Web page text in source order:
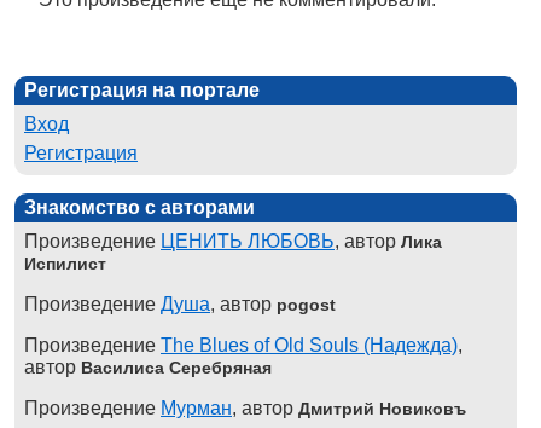
Регистрация на портале
Вход
Регистрация
Знакомство с авторами
Произведение ЦЕНИТЬ ЛЮБОВЬ, автор Лика
Испилист
Произведение Душа, автор pogost
Произведение The Blues of Old Souls (Надежда),
автор Василиса Серебряная
Произведение Мурман, автор Дмитрий Новиковъ